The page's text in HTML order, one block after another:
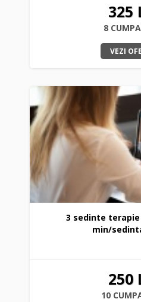
325
8
VEZI
3 sedinte terapie
min/
250
10